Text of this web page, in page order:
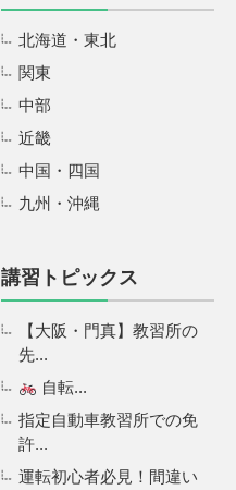
北海道・東北
関東
中部
近畿
中国・四国
九州・沖縄
講習トピックス
【大阪・門真】教習所の
先...
自転...
指定自動車教習所での免
許...
運転初心者必見！間違い